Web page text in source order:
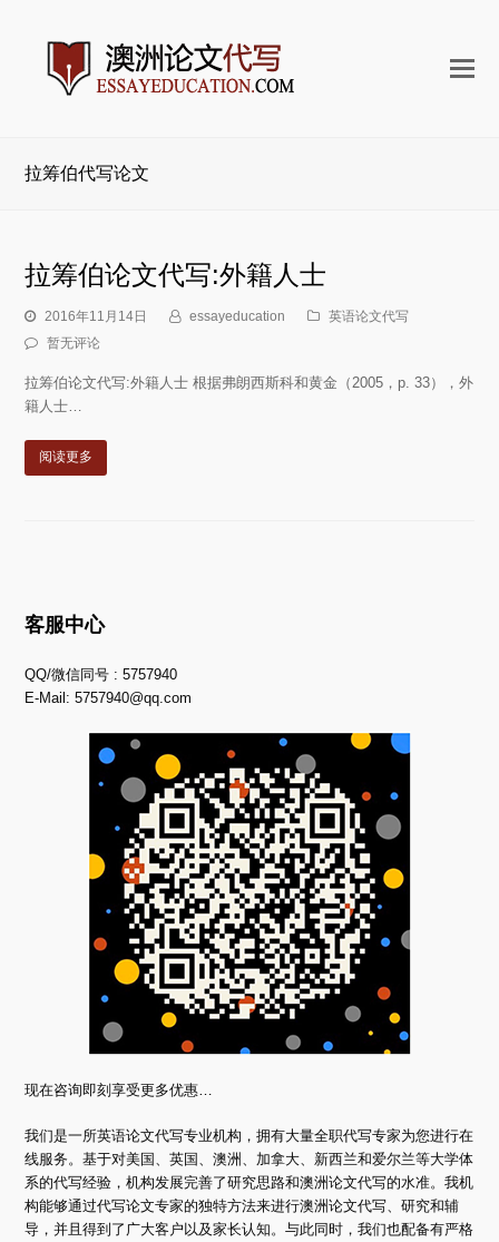
打
拉筹伯代写论文
拉筹伯论文代写:外籍人士
2016年11月14日 essayeducation
英语论文代写
暂无评论
拉筹伯论文代写:外籍人士 根据弗朗西斯科和黄金（2005，p. 33），外
籍人士…
阅读更多
客服中心
QQ/微信同号 : 5757940
E-Mail:5757940@qq.com
现在咨询即刻享受更多优惠…
我们是一所英语论文代写专业机构，拥有大量全职代写专家为您进行在
线服务。基于对美国、英国、澳洲、加拿大、新西兰和爱尔兰等大学体
系的代写经验，机构发展完善了研究思路和澳洲论文代写的水准。我机
构能够通过代写论文专家的独特方法来进行澳洲论文代写、研究和辅
导，并且得到了广大客户以及家长认知。与此同时，我们也配备有严格